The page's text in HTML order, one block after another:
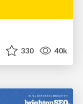
330 40k